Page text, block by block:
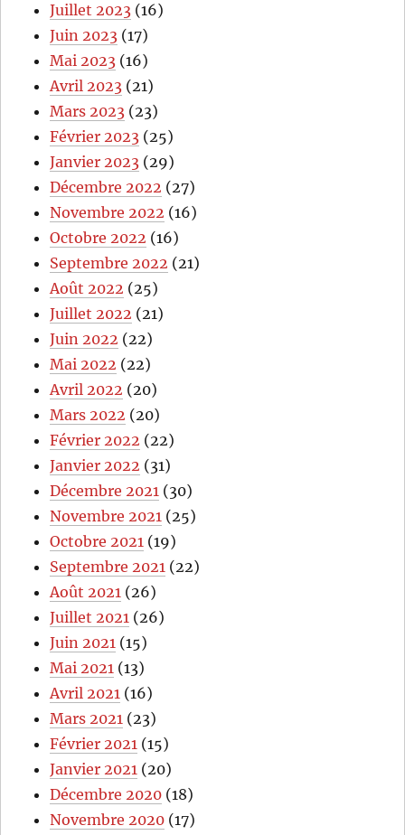
Juillet 2023 (16)
Juin 2023 (17)
Mai 2023 (16)
Avril 2023 (21)
Mars 2023 (23)
Février 2023 (25)
Janvier 2023 (29)
Décembre 2022 (27)
Novembre 2022 (16)
Octobre 2022 (16)
Septembre 2022 (21)
Août 2022 (25)
Juillet 2022 (21)
Juin 2022 (22)
Mai 2022 (22)
Avril 2022 (20)
Mars 2022 (20)
Février 2022 (22)
Janvier 2022 (31)
Décembre 2021 (30)
Novembre 2021 (25)
Octobre 2021 (19)
Septembre 2021 (22)
Août 2021 (26)
Juillet 2021 (26)
Juin 2021 (15)
Mai 2021 (13)
Avril 2021 (16)
Mars 2021 (23)
Février 2021 (15)
Janvier 2021 (20)
Décembre 2020 (18)
Novembre 2020 (17)